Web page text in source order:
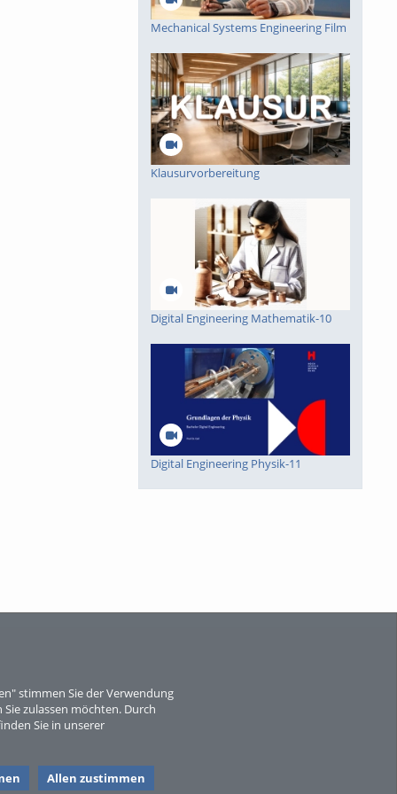
stimmen Sie der Verwendung
zulassen möchten. Durch
Sie in unserer
Allen zustimmen
Mechanical Systems Engineering Film
Klausurvorbereitung
Digital Engineering Mathematik-10
Digital Engineering Physik-11
Digital Engineering Physik-10